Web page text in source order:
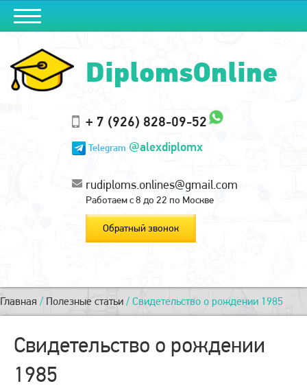
DiplomsOnline
+ 7 (926) 828-09-52
Telegram @alexdiplomx
rudiploms.onlines@gmail.com
Работаем с 8 до 22 по Москве
Обратный звонок
Главная / Полезные статьи / Свидетельство о рождении 1985
Свидетельство о рождении
1985